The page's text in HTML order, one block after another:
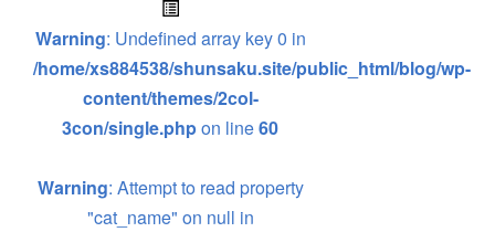
Warning: Undefined array key 0 in
/home/xs884538/shunsaku.site/public_html/blog/wp-
content/themes/2col-
3con/single.phpon line60
Warning: Attempt to read property
"cat_name" on null in